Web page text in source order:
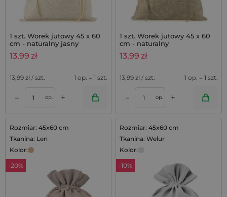
1 szt. Worek jutowy 45 x 60
cm - naturalny jasny
13,99 zł
13,99 zł / szt. 1 op. = 1 szt.
– op. +
1 szt. Worek jutowy 45 x 60
cm - naturalny
13,99 zł
13,99 zł / szt. 1 op. = 1 szt.
– op. +
Rozmiar: 45x60 cm
Tkanina: Len
Kolor:
-20%
Rozmiar: 45x60 cm
Tkanina: Welur
Kolor:
-10%